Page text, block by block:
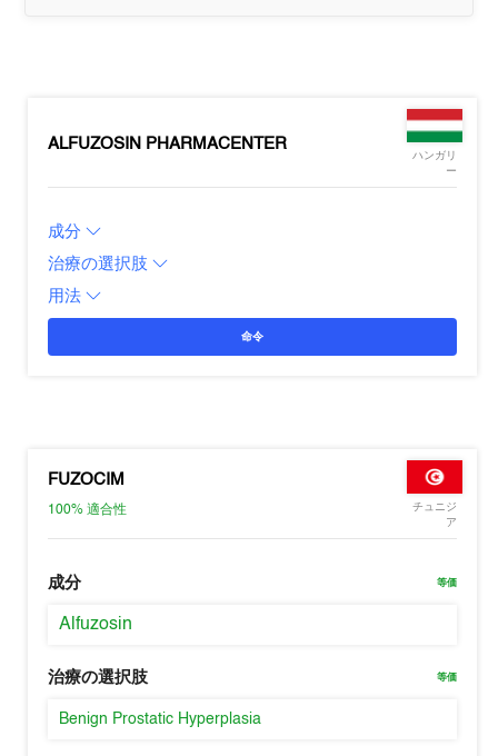
ALFUZOSIN PHARMACENTER
ハンガリ
ー
成分
治療の選択肢
用法
命令
FUZOCIM
100%適合性
チュニジ
ア
成分 等価
Alfuzosin
治療の選択肢 等価
Benign Prostatic Hyperplasia